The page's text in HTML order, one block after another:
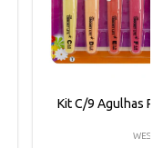
Kit C/9 Agulhas P/